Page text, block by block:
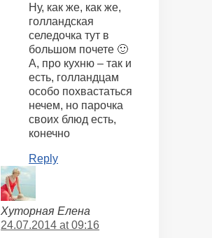
Ну, как же, как же,
голландская
селедочка тут в
большом почете 🙂
А, про кухню – так и
есть, голландцам
особо похвастаться
нечем, но парочка
своих блюд есть,
конечно
Reply
Хуторная Елена
24.07.2014 at 09:16